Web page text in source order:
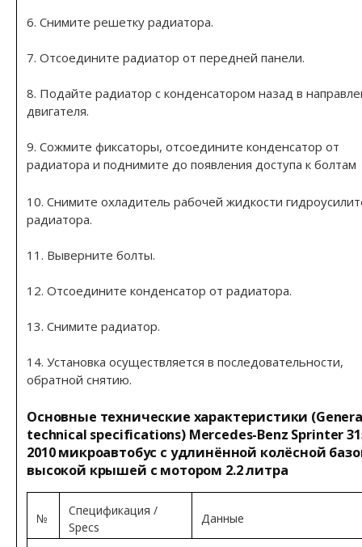
6. Снимите решетку радиатора.
7. Отсоедините радиатор от передней панели.
8. Подайте радиатор с конденсатором назад в
двигателя.
9. Сожмите фиксаторы, отсоедините конденсатор от
радиатора и поднимите до появления доступа к болтам
10. Снимите охладитель рабочей жидкости
радиатора.
11. Выверните болты.
12. Отсоедините конденсатор от радиатора.
13. Снимите радиатор.
14. Установка осуществляется в последовательности,
обратной снятию.
Основные технические характеристики
technical specifications) Mercedes-Benz Sprinter
2010 микроавтобус с удлинённой колёсной
высокой крышей с мотором 2.2 литра
№
Спецификация /
Specs
Данные